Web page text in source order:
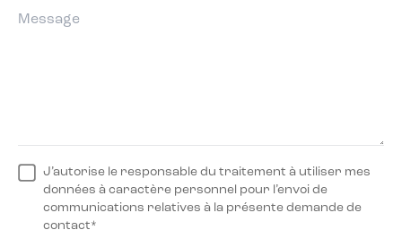
J’autorise le responsable du traitement à utiliser mes
données à caractère personnel pour l’envoi de
communications relatives à la présente demande de
contact*